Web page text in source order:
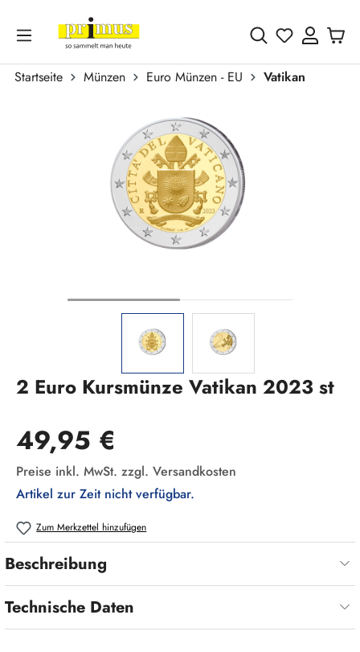
Zum Hauptinhalt springen
Du hast 0
Startseite Münzen Euro Münzen - EU
Vatikan
2 Euro Kursmünze Vatikan 2023 st
Regulärer Preis:
49,95 €
Preise inkl. MwSt. zzgl. Versandkosten
Artikel zur Zeit nicht verfügbar.
Zum Merkzettel hinzufügen
Beschreibung
Technische Daten